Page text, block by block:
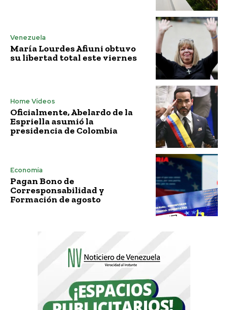
Venezuela
María Lourdes Afiuni obtuvo
su libertad total este viernes
Home Vídeos
Oficialmente, Abelardo de la
Espriella asumió la
presidencia de Colombia
Economía
Pagan Bono de
Corresponsabilidad y
Formación de agosto